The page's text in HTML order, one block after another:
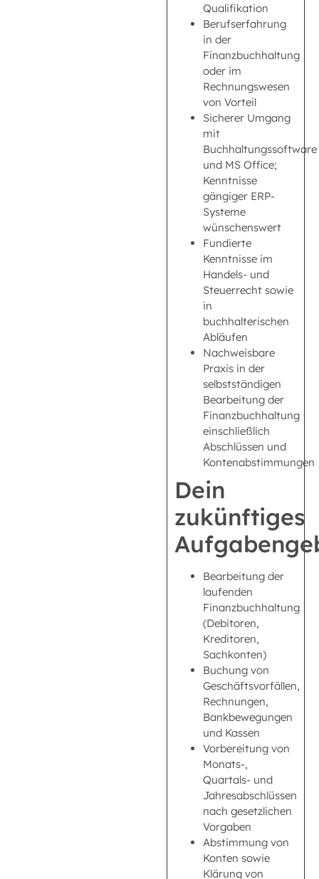
Qualifikation
Berufserfahrung
in der
Finanzbuchhaltung
oder im
Rechnungswesen
von Vorteil
Sicherer Umgang
mit
Buchhaltungssoftware
und MS Office;
Kenntnisse
gängiger ERP-
Systeme
wünschenswert
Fundierte
Kenntnisse im
Handels- und
Steuerrecht sowie
in
buchhalterischen
Abläufen
Nachweisbare
Praxis in der
selbstständigen
Bearbeitung der
Finanzbuchhaltung
einschließlich
Abschlüssen und
Kontenabstimmungen
Dein
zukünftiges
Bearbeitung der
laufenden
Finanzbuchhaltung
(Debitoren,
Kreditoren,
Sachkonten)
Buchung von
Geschäftsvorfällen,
Rechnungen,
Bankbewegungen
und Kassen
Vorbereitung von
Monats-,
Quartals- und
Jahresabschlüssen
nach gesetzlichen
Vorgaben
Abstimmung von
Konten sowie
Klärung von